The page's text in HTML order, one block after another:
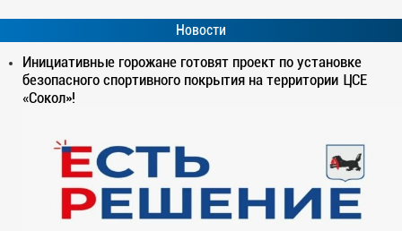
Новости
Инициативные горожане готовят проект по установке
безопасного спортивного покрытия на территории ЦСЕ
«Сокол»!